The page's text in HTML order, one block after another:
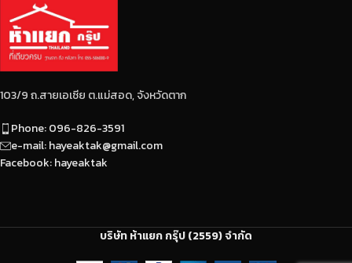
103/9 ถ.สายเอเซีย ต.แม่สอด, จังหวัดตาก
Phone: 096-826-3591
e-mail: hayeaktak@gmail.com
Facebook: hayeaktak
บริษัท ห้าแยก กรุ๊ป (2559) จำกัด